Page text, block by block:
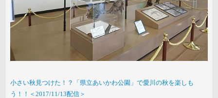
小さい秋見つけた！？「県立あいかわ公園」で愛川の秋を楽しも
う！！＜2017/11/13配信＞